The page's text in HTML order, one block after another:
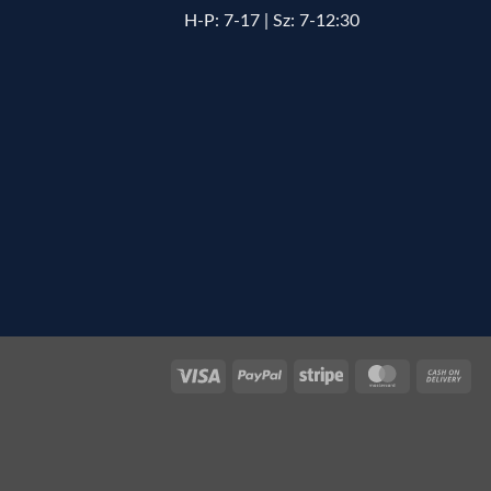
H-P: 7-17 | Sz: 7-12:30
Visa PayPal Stripe MasterCard